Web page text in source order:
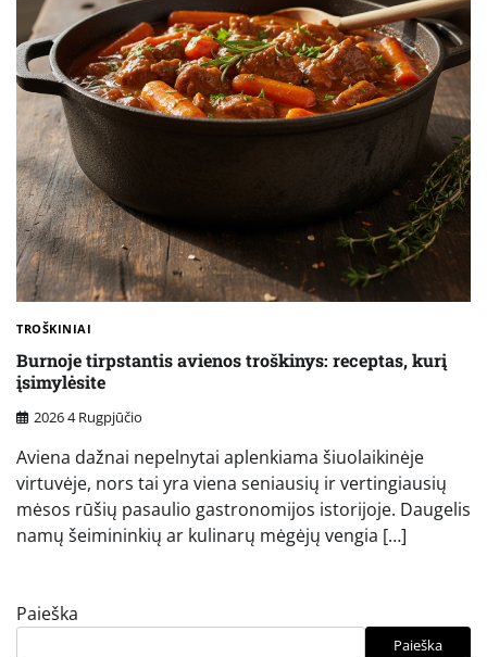
TROŠKINIAI
Burnoje tirpstantis avienos troškinys: receptas, kurį
įsimylėsite
2026 4 Rugpjūčio
Aviena dažnai nepelnytai aplenkiama šiuolaikinėje
virtuvėje, nors tai yra viena seniausių ir vertingiausių
mėsos rūšių pasaulio gastronomijos istorijoje. Daugelis
namų šeimininkių ar kulinarų mėgėjų vengia […]
Paieška
Paieška